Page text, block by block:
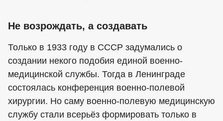
Не возрождать, а создавать
Только в 1933 году в СССР задумались о
создании некого подобия единой военно-
медицинской службы. Тогда в Ленинграде
состоялась конференция военно-полевой
хирургии. Но саму военно-полевую медицинскую
службу стали всерьёз формировать только в